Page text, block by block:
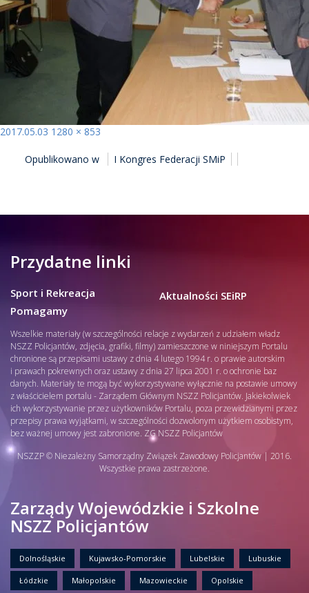
Opublikowano
2017.05.03 Pełny
1280 × 853
WPISUOpublikowano w I Kongres Federacji SMiP
Przydatne linki
Sport i Rekreacja
Pomagamy
Aktualności SEiRP
Wszelkie materiały (w szczególności relacje z wydarzeń z udziałem władz
NSZZ Policjantów, zdjęcia, grafiki, filmy) zamieszczone w niniejszym Portalu
chronione są przepisami ustawy z dnia 4 lutego 1994 r. o prawie autorskim
i prawach pokrewnych oraz ustawy z dnia 27 lipca 2001 r. o ochronie baz
danych. Materiały te mogą być wykorzystywane wyłącznie na postawie umowy
z właścicielem portalu - Zarządem Głównym NSZZ Policjantów. Jakiekolwiek
ich wykorzystywanie przez użytkowników Portalu, poza przewidzianymi przez
przepisy prawa wyjątkami, w szczególności dozwolonym użytkiem osobistym,
bez ważnej umowy jest zabronione. ZG NSZZ Policjantów
NSZZP © Niezależny Samorządny Związek Zawodowy Policjantów | 2016.
Wszystkie prawa zastrzeżone.
Zarządy Wojewódzkie i Szkolne
NSZZ Policjantów
Dolnośląskie Kujawsko-Pomorskie Lubelskie Lubuskie
Łódzkie Małopolskie Mazowieckie Opolskie